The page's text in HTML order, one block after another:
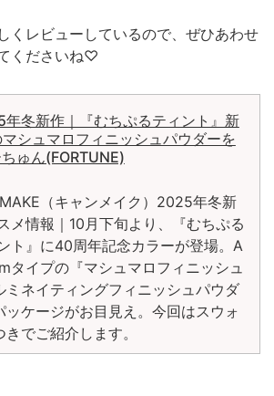
くレビューしているので、ぜひあわせ
くださいね♡
年冬新作｜『むちぷるティント』新
シュマロフィニッシュパウダーを
ゅん(FORTUNE)
（キャンメイク）2025年冬新
メ情報｜10月下旬より、『むちぷる
ト』に40周年記念カラーが登場。A
タイプの『マシュマロフィニッシュ
ミネイティングフィニッシュパウダ
ッケージがお目見え。今回はスウォ
でご紹介します。